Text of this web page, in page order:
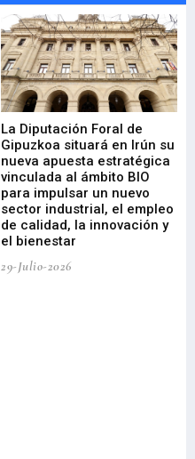
La Diputación Foral de
Gipuzkoa situará en Irún su
nueva apuesta estratégica
vinculada al ámbito BIO
para impulsar un nuevo
sector industrial, el empleo
de calidad, la innovación y
el bienestar
29-Julio-2026